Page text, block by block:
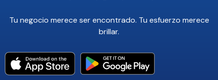
Tu negocio merece ser encontrado. Tu esfuerzo merece
brillar.